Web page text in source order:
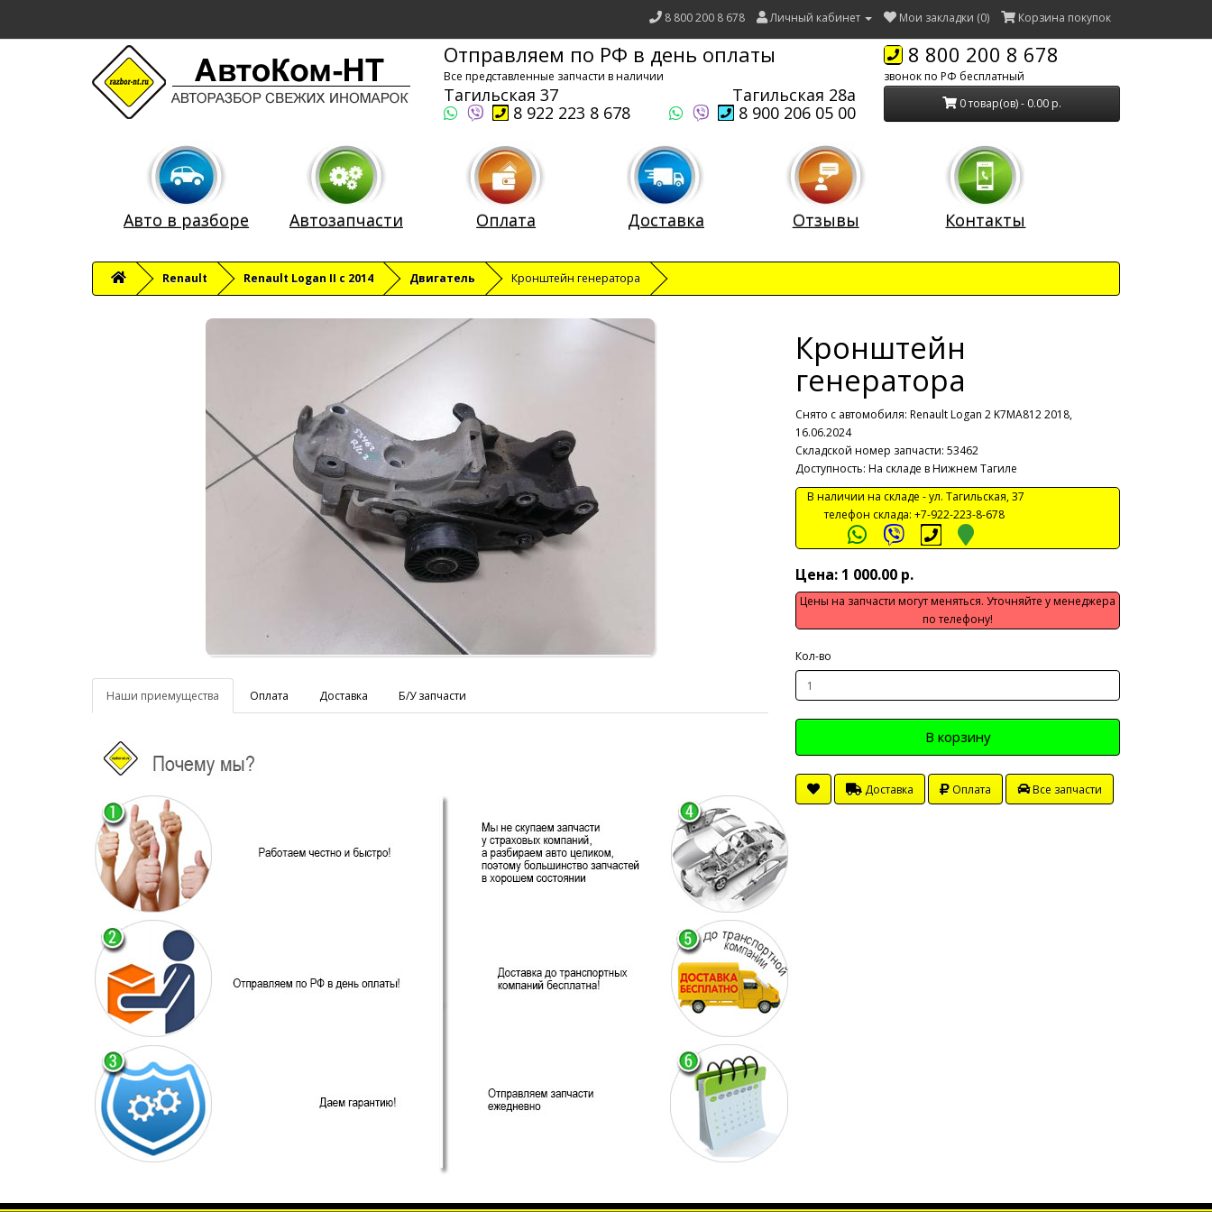
8 800 200 8 678 Личный кабинет Мои закладки (0) Корзина покупок
Отправляем по РФ в день оплаты
Все представленные запчасти в наличии
Тагильская 37
Тагильская 28а
8 922 223 8 678
8 900 206 05 00
8 800 200 8 678
звонок по РФ бесплатный
0 товар(ов) - 0.00 р.
Авто в разборе Автозапчасти Оплата Доставка Отзывы Контакты
Renault Renault Logan II с 2014 Двигатель Кронштейн генератора
Наши приемущества Оплата Доставка Б/У запчасти
Кронштейн
генератора
Снято с автомобиля: Renault Logan 2 K7MA812 2018,
16.06.2024
Складской номер запчасти: 53462
Доступность: На складе в Нижнем Тагиле
В наличии на складе -ул. Тагильская, 37
телефон склада: +7-922-223-8-678
Цена: 1 000.00 р.
Цены на запчасти могут меняться. Уточняйте у менеджера
по телефону!
Кол-во
В корзину
Доставка Оплата Все запчасти